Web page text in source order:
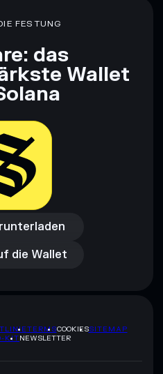
dienen
stets eigenständig. Daten
FESTUNG
das
Wallet
die Wallet
die Wallet
TERMSCOOKIESSITEMAP
KITNEWSLETTER